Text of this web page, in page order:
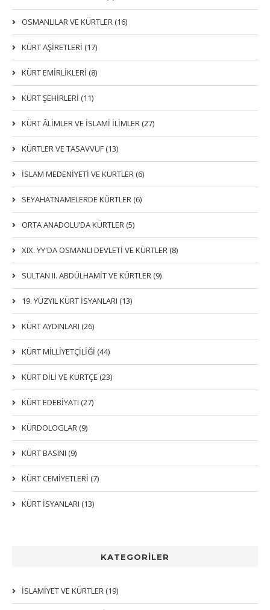
KATEGORİLER
İSLAMIYET VE KÜRTLER (19)
OSMANLILAR VE KÜRTLER (16)
KÜRT AŞİRETLERİ (17)
KÜRT EMİRLİKLERİ (8)
KÜRT ŞEHİRLERİ (11)
KÜRT ÂLİMLER VE İSLAMİ İLİMLER (27)
KÜRTLER VE TASAVVUF (13)
İSLAM MEDENİYETİ VE KÜRTLER (6)
SEYAHATNAMELERDE KÜRTLER (6)
ORTA ANADOLU’DA KÜRTLER (5)
XIX. YY'DA OSMANLI DEVLETI VE KÜRTLER (8)
SULTAN II. ABDÜLHAMİT VE KÜRTLER (9)
19. YÜZYIL KÜRT İSYANLARI (13)
KÜRT AYDINLARI (26)
KÜRT MİLLİYETÇİLİĞİ (44)
KÜRT DİLİ VE KÜRTÇE (23)
KÜRT EDEBİYATI (27)
KÜRDOLOGLAR (9)
KÜRT BASINI (9)
KÜRT CEMİYETLERİ (7)
KÜRT İSYANLARI (13)